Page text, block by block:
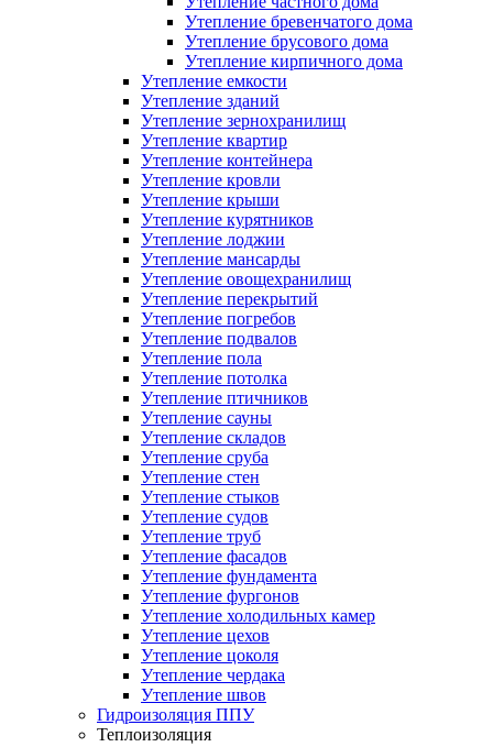
Утепление бревенчатого дома
Утепление брусового дома
Утепление кирпичного дома
Утепление емкости
Утепление зданий
Утепление зернохранилищ
Утепление квартир
Утепление контейнера
Утепление кровли
Утепление крыши
Утепление курятников
Утепление лоджии
Утепление мансарды
Утепление овощехранилищ
Утепление перекрытий
Утепление погребов
Утепление подвалов
Утепление пола
Утепление потолка
Утепление птичников
Утепление сауны
Утепление складов
Утепление сруба
Утепление стен
Утепление стыков
Утепление судов
Утепление труб
Утепление фасадов
Утепление фундамента
Утепление фургонов
Утепление холодильных камер
Утепление цехов
Утепление цоколя
Утепление чердака
Утепление швов
Гидроизоляция ППУ
Теплоизоляция